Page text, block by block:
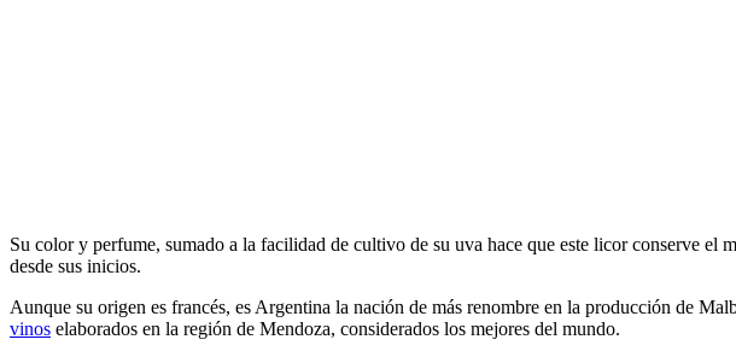
Su color y perfume, sumado a la facilidad de cultivo de su uva hace que este licor conserve el
desde sus inicios.
Aunque su origen es francés, es Argentina la nación de más renombre en la producción de
vinos elaborados en la región de Mendoza, considerados los mejores del mundo.